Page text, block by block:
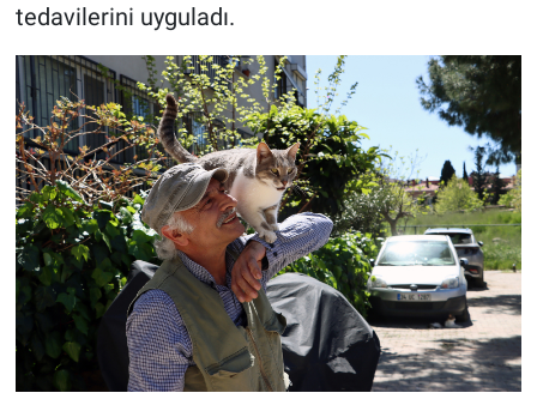
tedavilerini uyguladı.